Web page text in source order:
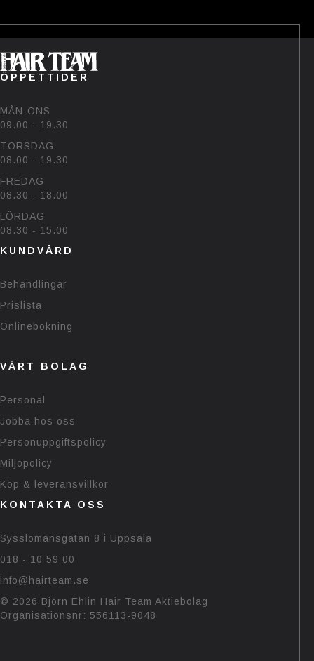
ÖPPETTIDER
MÅN-ONS
09.00 - 19.30
TORSDAG
08.00 - 19.30
FREDAG
08.30 - 18.00
LÖRDAG
08.30 - 15.00
KUNDVÅRD
Behandlingar
Prislista
Onlinebokning
VÅRT BOLAG
Personal
Jobba hos oss
Personuppgiftspolicy
Miljöpolicy
Köp & leveransvillkor
KONTAKTA OSS
Sysslomansgatan 8 i Uppsala
018 - 10 59 00
info@hairteam.se
© 2026 Björn Ehlin Hair Team Aktiebolag
Organisationsnr: 556113-9048